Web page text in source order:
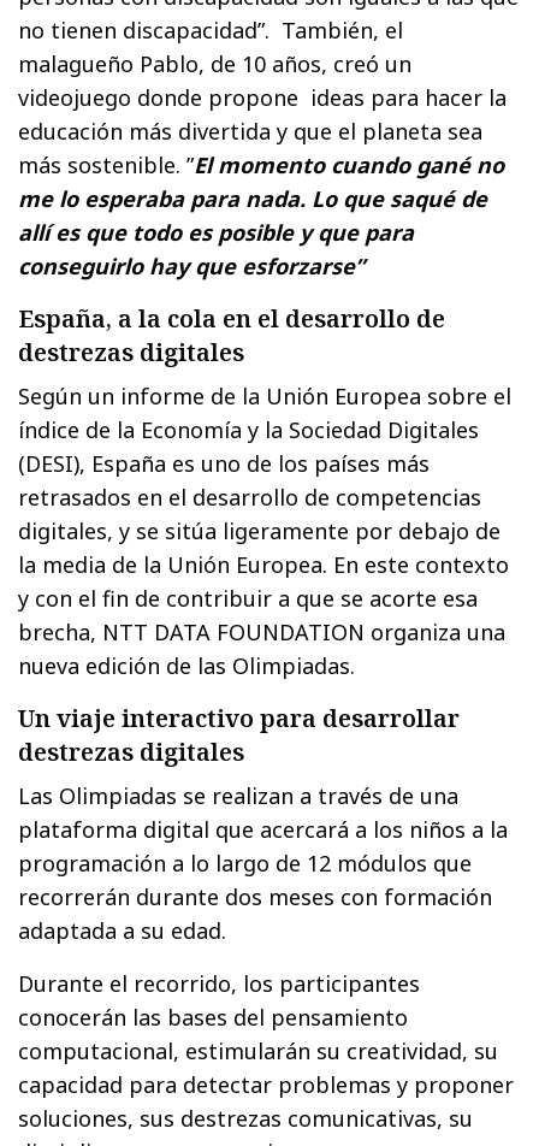
no tienen discapacidad”. También, el
malagueño Pablo, de 10 años, creó un
videojuego donde propone ideas para hacer la
educación más divertida y que el planeta sea
más sostenible. ”El momento cuando gané no
me lo esperaba para nada. Lo que saqué de
allí es que todo es posible y que para
conseguirlo hay que esforzarse”
España, a la cola en el desarrollo de
destrezas digitales
Según un informe de la Unión Europea sobre el
índice de la Economía y la Sociedad Digitales
(DESI), España es uno de los países más
retrasados en el desarrollo de competencias
digitales, y se sitúa ligeramente por debajo de
la media de la Unión Europea. En este contexto
y con el fin de contribuir a que se acorte esa
brecha, NTT DATA FOUNDATION organiza una
nueva edición de las Olimpiadas.
Un viaje interactivo para desarrollar
destrezas digitales
Las Olimpiadas se realizan a través de una
plataforma digital que acercará a los niños a la
programación a lo largo de 12 módulos que
recorrerán durante dos meses con formación
adaptada a su edad.
Durante el recorrido, los participantes
conocerán las bases del pensamiento
computacional, estimularán su creatividad, su
capacidad para detectar problemas y proponer
soluciones, sus destrezas comunicativas, su